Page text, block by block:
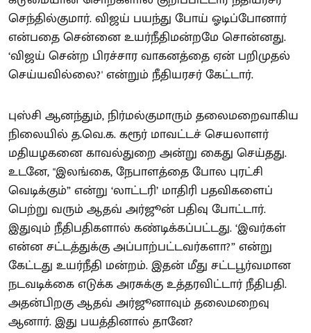
செந்தில்குமார். விஜய் பயந்து போய் ஓடிப்போனார்
என்பதை சென்னை உயர்நீதிமன்றமே சொன்னது.
‘விஜய் சென்ற பிரச்சார வாகனத்தை ஏன் பறிமுதல்
செய்யவில்லை?' என்றும் நீதியரசர் கேட்டார்.
புஸ்சி ஆனந்தும், நிர்மல்குமாரும் தலைமறைவாகிய
நிலையில் த.வெ.க. கரூர் மாவட்டச் செயலாளர்
மதியழகனை காவல்துறை அன்று கைது செய்தது.
உடனே, "இலங்கை, நேபாளத்தை போல புரட்சி
வெடிக்கும்” என்று ‘லாட்டரி’ மாதிரி பதவிகளைப்
பெற்று வரும் ஆதவ் அர்ஜூன் பதிவு போட்டார்.
இதுவும் நீதிபதிகளால் கண்டிக்கப்பட்டது. ‘இவர்கள்
என்ன சட்டத்துக்கு அப்பாற்பட்டவர்களா?” என்று
கேட்டது உயர்நீதி மன்றம். இதன் மீது சட்டபூர்வமான
நடவடிக்கை எடுக்க அரசுக்கு உத்தரவிட்டார் நீதிபதி.
அதன்பிறகு ஆதவ் அர்ஜூனாவும் தலைமறைவு
ஆனார். இது பயத்தினால் தானே?